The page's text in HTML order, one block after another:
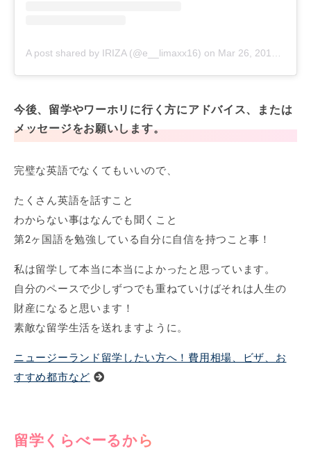
A post shared by IRIZA (@e__limaxx16) on Mar 26, 2019 at 5:12am PDT
今後、留学やワーホリに行く方にアドバイス、または
メッセージをお願いします。
完璧な英語でなくてもいいので、
たくさん英語を話すこと
わからない事はなんでも聞くこと
第2ヶ国語を勉強している自分に自信を持つこと事！
私は留学して本当に本当によかったと思っています。
自分のペースで少しずつでも重ねていけばそれは人生の
財産になると思います！
素敵な留学生活を送れますように。
ニュージーランド留学したい方へ！費用相場、ビザ、お
すすめ都市など
留学くらべーるから